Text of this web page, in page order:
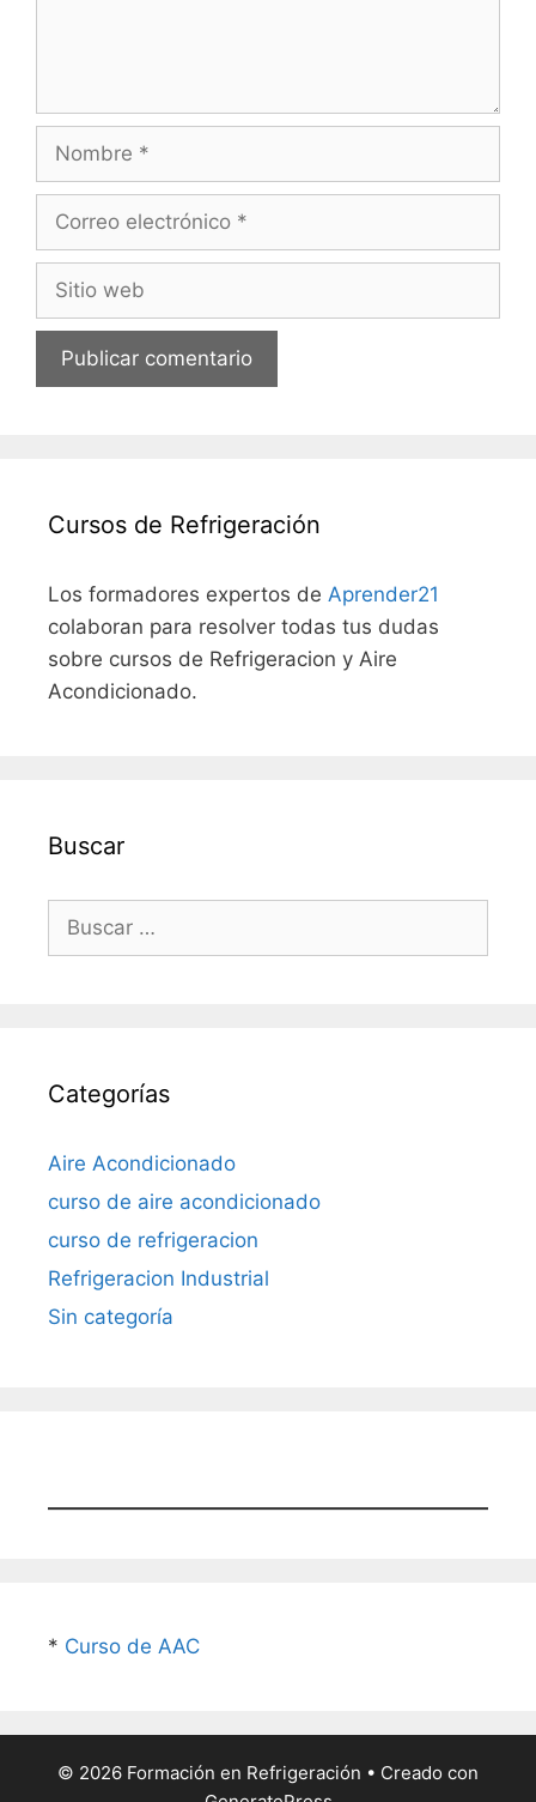
Nombre
Correo
Sitio
Cursos de Refrigeración
Los formadores expertos de Aprender21
colaboran para resolver todas tus dudas
sobre cursos de Refrigeracion y Aire
Acondicionado.
Buscar
Buscar:
Categorías
Aire Acondicionado
curso de aire acondicionado
curso de refrigeracion
Refrigeracion Industrial
Sin categoría
* Curso de AAC
© 2026 Formación en Refrigeración • Creado con